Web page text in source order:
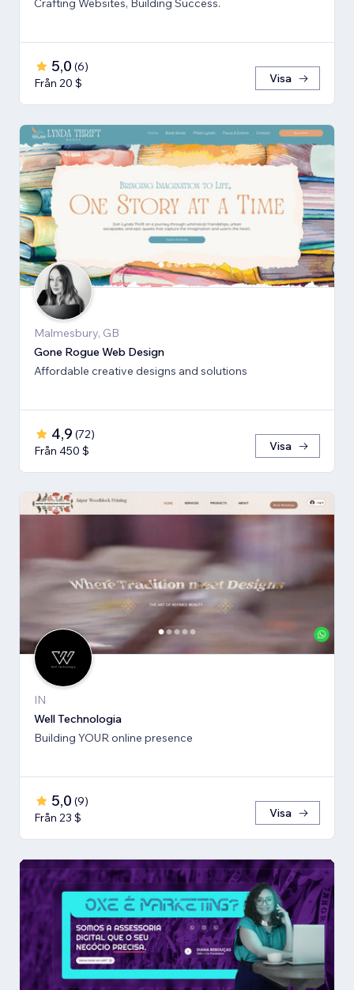
Crafting Websites, Building Success.
5,0 (6)
Från 20 $
Visa
Malmesbury, GB
Gone Rogue Web Design
Affordable creative designs and solutions
4,9 (72)
Från 450 $
Visa
IN
Well Technologia
Building YOUR online presence
5,0 (9)
Från 23 $
Visa